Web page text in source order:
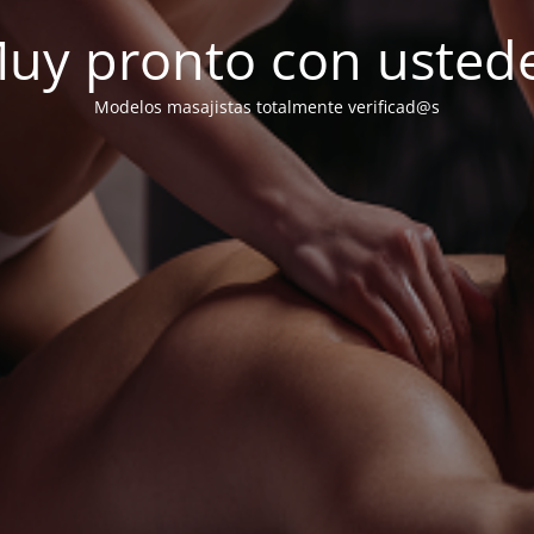
pronto con
Modelos masajistas totalmente verificad@s